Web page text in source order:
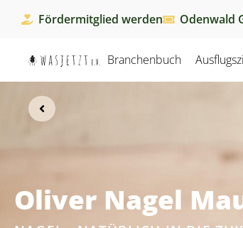
Fördermitglied werden Odenwald
Branchenbuch
Oliver Nagel